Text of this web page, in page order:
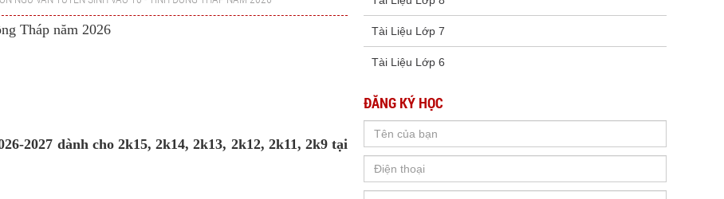
Tài liệu Lớp 12
Tháp năm 2026
2027 dành cho 2k15, 2k14, 2k13, 2k12, 2k11, 2k9 tại
Tài Liệu Lớp 7
Tài Liệu Lớp 6
ĐĂNG KÝ HỌC